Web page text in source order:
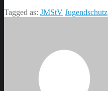
Tagged as: JMStV Jugendschutz